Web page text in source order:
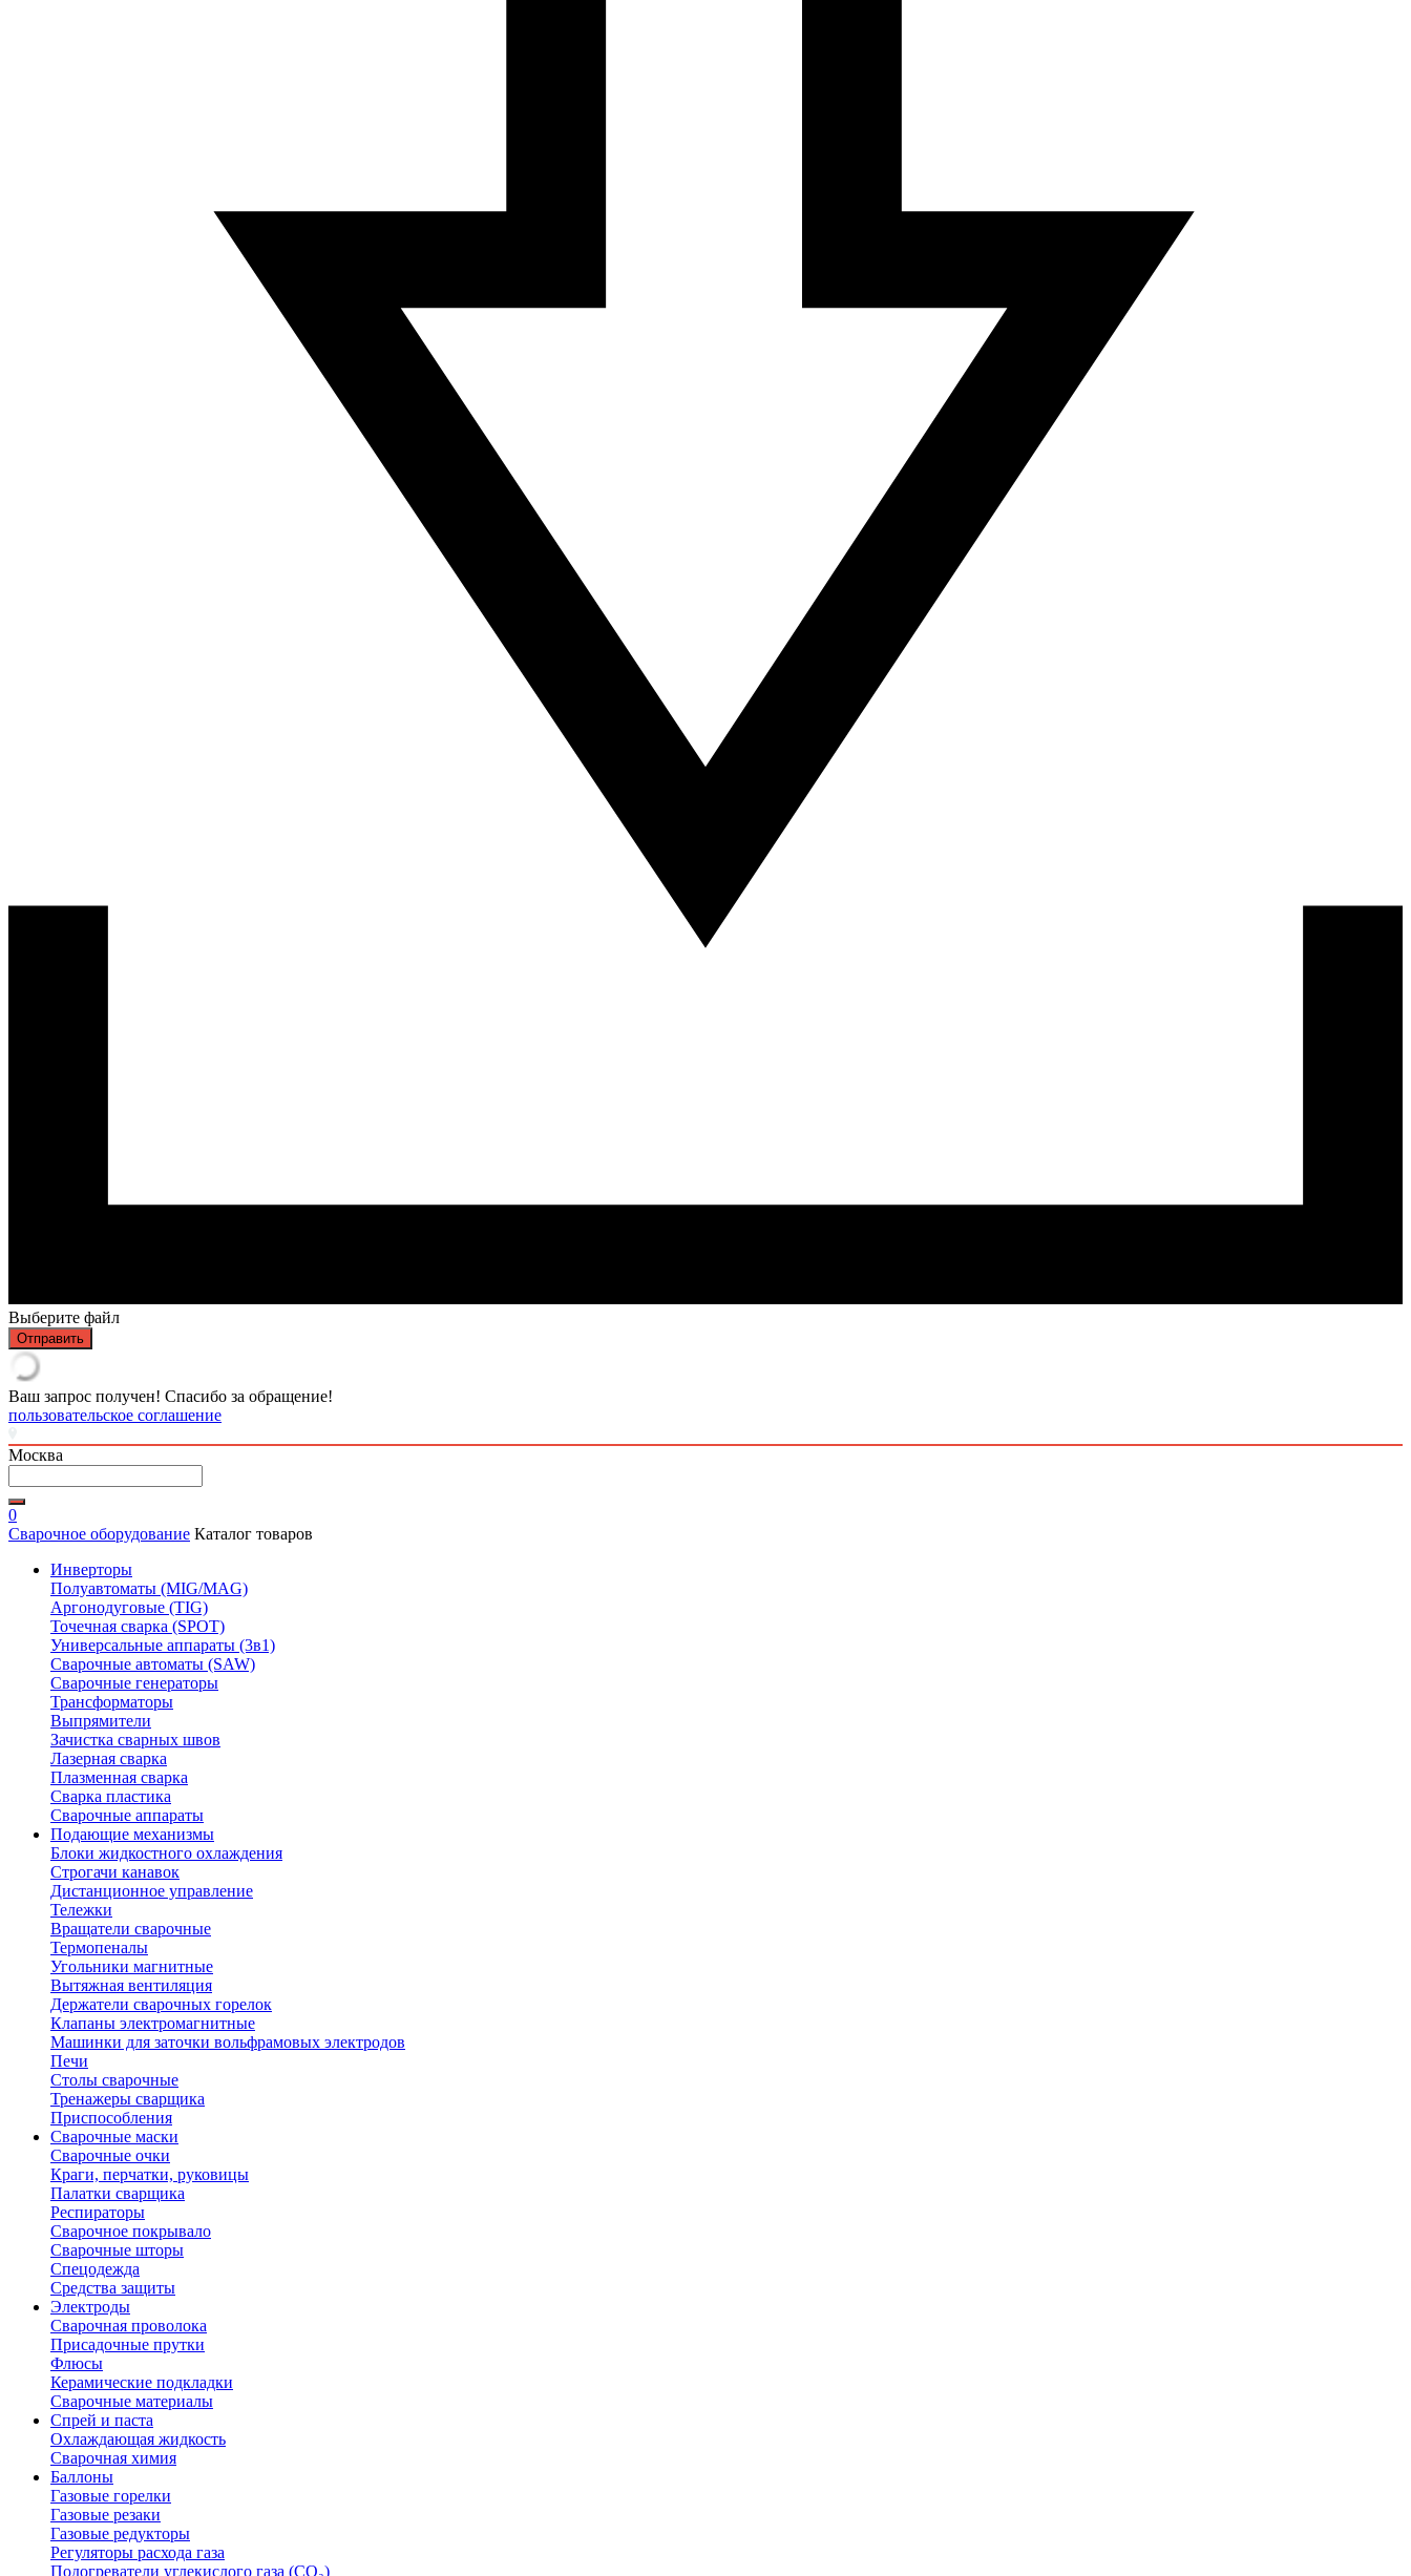
Выберите файл
Отправить
Ваш запрос получен! Спасибо за обращение!
пользовательское соглашение
Москва
0
Сварочное оборудование Каталог товаров
Инверторы
Полуавтоматы (MIG/MAG)
Аргонодуговые (TIG)
Точечная сварка (SPOT)
Универсальные аппараты (3в1)
Сварочные автоматы (SAW)
Сварочные генераторы
Трансформаторы
Выпрямители
Зачистка сварных швов
Лазерная сварка
Плазменная сварка
Сварка пластика
Сварочные аппараты
Подающие механизмы
Блоки жидкостного охлаждения
Строгачи канавок
Дистанционное управление
Тележки
Вращатели сварочные
Термопеналы
Угольники магнитные
Вытяжная вентиляция
Держатели сварочных горелок
Клапаны электромагнитные
Машинки для заточки вольфрамовых электродов
Печи
Столы сварочные
Тренажеры сварщика
Приспособления
Сварочные маски
Сварочные очки
Краги, перчатки, руковицы
Палатки сварщика
Респираторы
Сварочное покрывало
Сварочные шторы
Спецодежда
Средства защиты
Электроды
Сварочная проволока
Присадочные прутки
Флюсы
Керамические подкладки
Сварочные материалы
Спрей и паста
Охлаждающая жидкость
Сварочная химия
Баллоны
Газовые горелки
Газовые резаки
Газовые редукторы
Регуляторы расхода газа
Подогреватели углекислого газа (CO₂)